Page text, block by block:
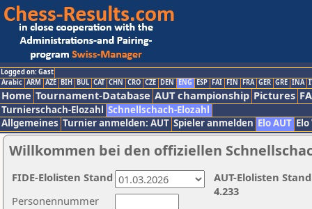
Logged on: Gast
Arabic ARM AZE BIH BUL CAT CHN CRO CZE DEN ENG ESP FAI FIN FRA GER GRE INA
Home Tournament-Database AUT championship Pictures
Turnierschach-Elozahl Schnellschach-Elozahl
Allgemeines Turnier anmelden: AUT Spieler anmelden Elo AUT
Willkommen bei den offiziellen
Personennummer
AUT-Elolisten
4.233
FIDE-Elolisten Stand